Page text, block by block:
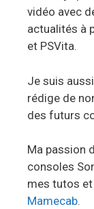
vidéo avec
actualités à
et PSVita.
Je suis
rédige de
des futurs
Ma passion
consoles
mes tutos
Mamecab.